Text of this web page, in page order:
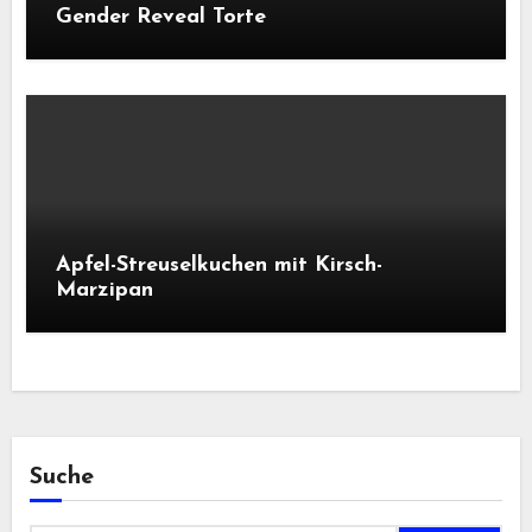
Gender Reveal Torte
Apfel-Streuselkuchen mit Kirsch-
Marzipan
Suche